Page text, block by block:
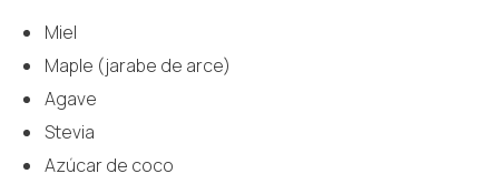
Miel
Maple (jarabe de arce)
Agave
Stevia
Azúcar de coco